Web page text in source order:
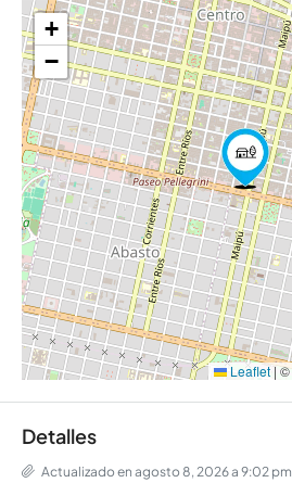
+
−
Leaflet |©
Detalles
Actualizado en agosto 8, 2026 a 9:02 pm